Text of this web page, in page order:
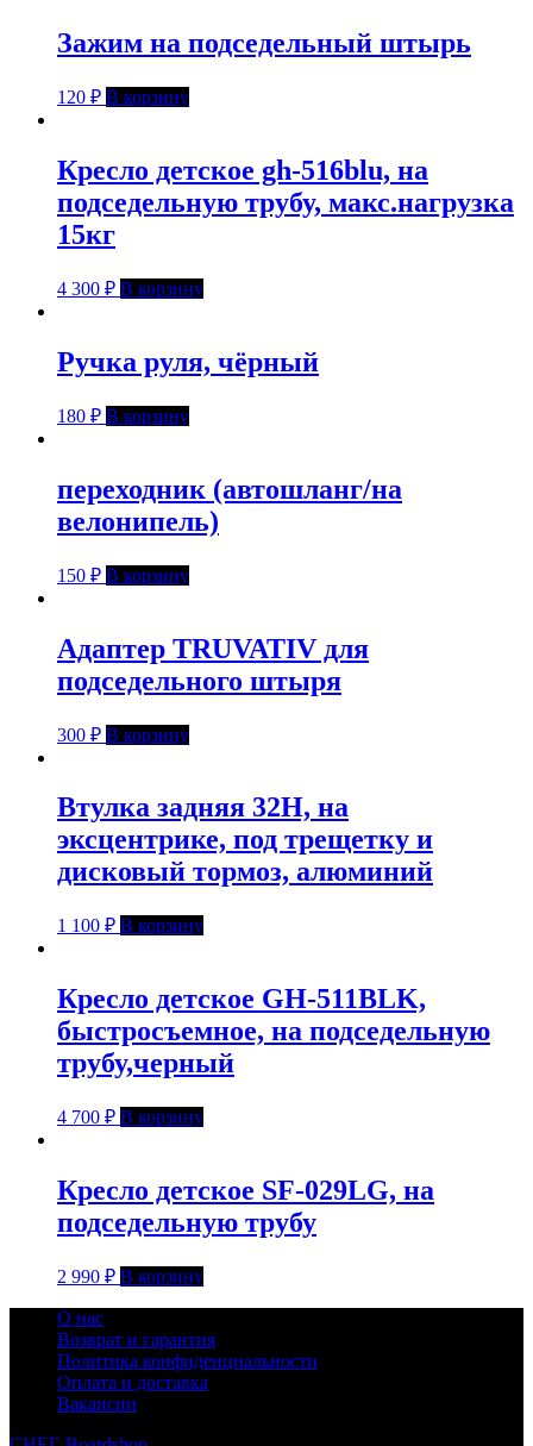
Зажим на подседельный штырь
120 ₽ В корзину
Кресло детское gh-516blu, на
подседельную трубу, макс.нагрузка
15кг
4 300 ₽ В корзину
Ручка руля, чёрный
180 ₽ В корзину
переходник (автошланг/на
велонипель)
150 ₽ В корзину
Адаптер TRUVATIV для
подседельного штыря
300 ₽ В корзину
Втулка задняя 32Н, на
эксцентрике, под трещетку и
дисковый тормоз, алюминий
1 100 ₽ В корзину
Кресло детское GH-511BLK,
быстросъемное, на подседельную
трубу,черный
4 700 ₽ В корзину
Кресло детское SF-029LG, на
подседельную трубу
2 990 ₽ В корзину
О нас
Возврат и гарантия
Политика конфиденциальности
Оплата и доставка
Вакансии